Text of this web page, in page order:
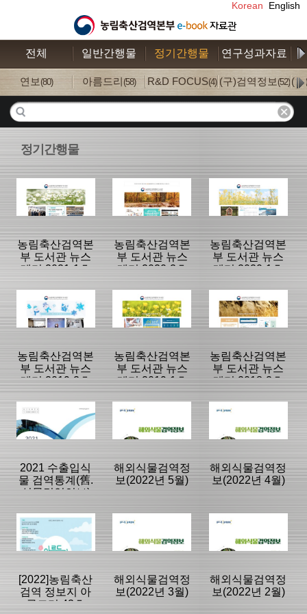
Korean English
전체 일반간행물 정기간행물 연구성과자료
연보(80) 아름드리(58) R&D FOCUS(4) (구)검역정보 (52) (
정기간행물
농림축산검역본
부 도서관 뉴스
레터 2021-1호
분류명 : 도서관
뉴스레터
2022/06/29
농림축산검역본
부 도서관 뉴스
레터 2020-2호
분류명 : 도서관
뉴스레터
|
2022/06/29
농림축산검역본
부 도서관 뉴스
레터 2020-1호
분류명 : 도서관
뉴스레터
2022/06/29
농림축산검역본
부 도서관 뉴스
레터 2019-2호
(vol.9)
분류명 : 도서관
뉴스레터
2022/06/29
농림축산검역본
부 도서관 뉴스
레터 2019-1호
(vol.8)
분류명 : 도서관
뉴스레터
|
2022/06/29
농림축산검역본
부 도서관 뉴스
레터 2018-2호
(vol.7)
분류명 : 도서관
뉴스레터
|
2022/06/29
2021 수출입식
물 검역통계(舊.
식물검역연보)
분류명 : 연보
해외식물검역정
보(2022년 5월)
분류명 : 국내외
동향정보
|
해외식물검역정
보(2022년 4월)
분류명 : 국내외
동향정보
|
[2022]농림축산
검역 정보지 아
름드리 42호
해외식물검역정
보(2022년 3월)
해외식물검역정
보(2022년 2월)